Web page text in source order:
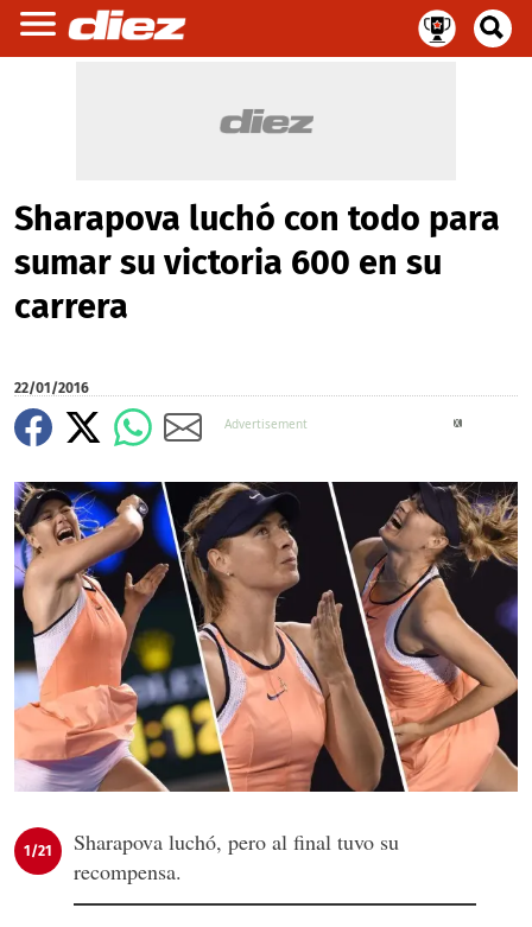
Sharapova luchó con todo para
sumar su victoria 600 en su
carrera
22/01/2016
1/21
Sharapova luchó, pero al final tuvo su
recompensa.
X